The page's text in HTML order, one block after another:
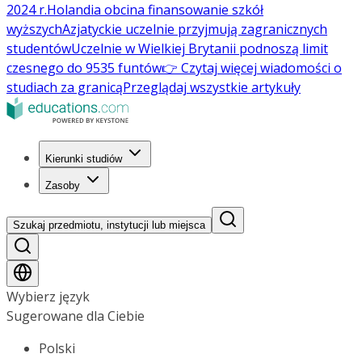
2024 r.Holandia obcina finansowanie szkół
wyższychAzjatyckie uczelnie przyjmują zagranicznych
studentówUczelnie w Wielkiej Brytanii podnoszą limit
czesnego do 9535 funtów👉 Czytaj więcej wiadomości o
studiach za granicąPrzeglądaj wszystkie artykuły
Kierunki studiów
Zasoby
Szukaj przedmiotu, instytucji lub miejsca
Wybierz język
Sugerowane dla Ciebie
Polski